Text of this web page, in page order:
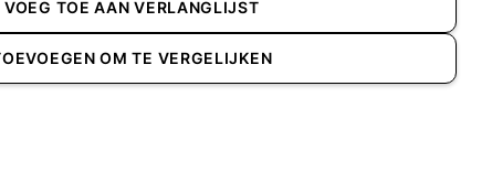
VOEG TOE AAN VERLANGLIJST
OM TE VERGELIJKEN